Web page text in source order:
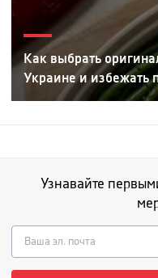
Как выбрать
Украине и избежать
Узнавайте